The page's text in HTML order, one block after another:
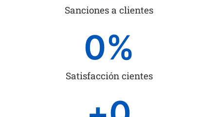
Sanciones a clientes
Satisfacción cientes
0%